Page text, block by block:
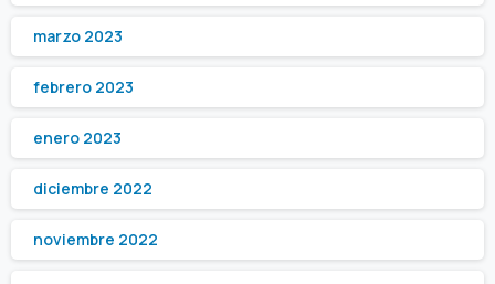
marzo 2023
febrero 2023
enero 2023
diciembre 2022
noviembre 2022